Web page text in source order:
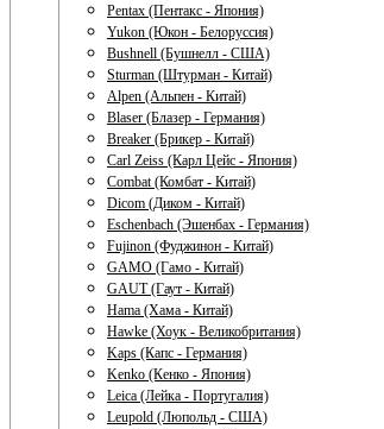
Pentax (Пентакс - Япония)
Yukon (Юкон - Белоруссия)
Bushnell (Бушнелл - США)
Sturman (Штурман - Китай)
Alpen (Альпен - Китай)
Blaser (Блазер - Германия)
Breaker (Брикер - Китай)
Carl Zeiss (Карл Цейс - Япония)
Combat (Комбат - Китай)
Dicom (Диком - Китай)
Eschenbach (Эшенбах - Германия)
Fujinon (Фуджинон - Китай)
GAMO (Гамо - Китай)
GAUT (Гаут - Китай)
Hama (Хама - Китай)
Hawke (Хоук - Великобритания)
Kaps (Капс - Германия)
Kenko (Кенко - Япония)
Leica (Лейка - Португалия)
Leupold (Люпольд - США)